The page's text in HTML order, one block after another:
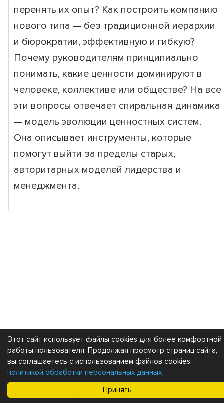
Принять
Этот сайт использует файлы cookies для более комфортной
работы пользователя. Продолжая просмотр страниц сайта,
вы соглашаетесь с использованием файлов cookies.
политикой обработки персональных данных
перенять их опыт? Как построить компанию
нового типа — без традиционной иерархии
и бюрократии, эффективную и гибкую?
Почему руководителям принципиально
понимать, какие ценности доминируют в
человеке, коллективе или обществе? На все
эти вопросы отвечает спиральная динамика
— модель эволюции ценностных систем.
Она описывает инструменты, которые
помогут выйти за пределы старых,
авторитарных моделей лидерства и
менеджмента.
Каталог Покупателям
Мы получаем и обрабатываем персональные данные посетителей
нашего сайта в соответствии софициальной политикой. Если вы не
даете согласия на обработку своих персональных данных,вам